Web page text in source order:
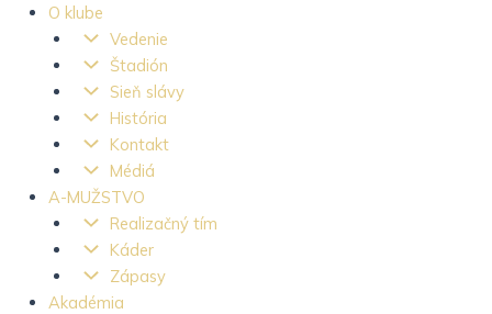
O klube
Vedenie
Štadión
Sieň slávy
História
Kontakt
Médiá
A-MUŽSTVO
Realizačný tím
Káder
Zápasy
Akadémia